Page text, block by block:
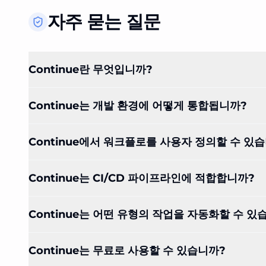
자주 묻는 질문
Continue란 무엇입니까?
Continue는 개발 환경에 어떻게 통합됩니까?
Continue에서 워크플로를 사용자 정의할 수 있
Continue는 CI/CD 파이프라인에 적합합니까?
Continue는 어떤 유형의 작업을 자동화할 수 있
Continue는 무료로 사용할 수 있습니까?